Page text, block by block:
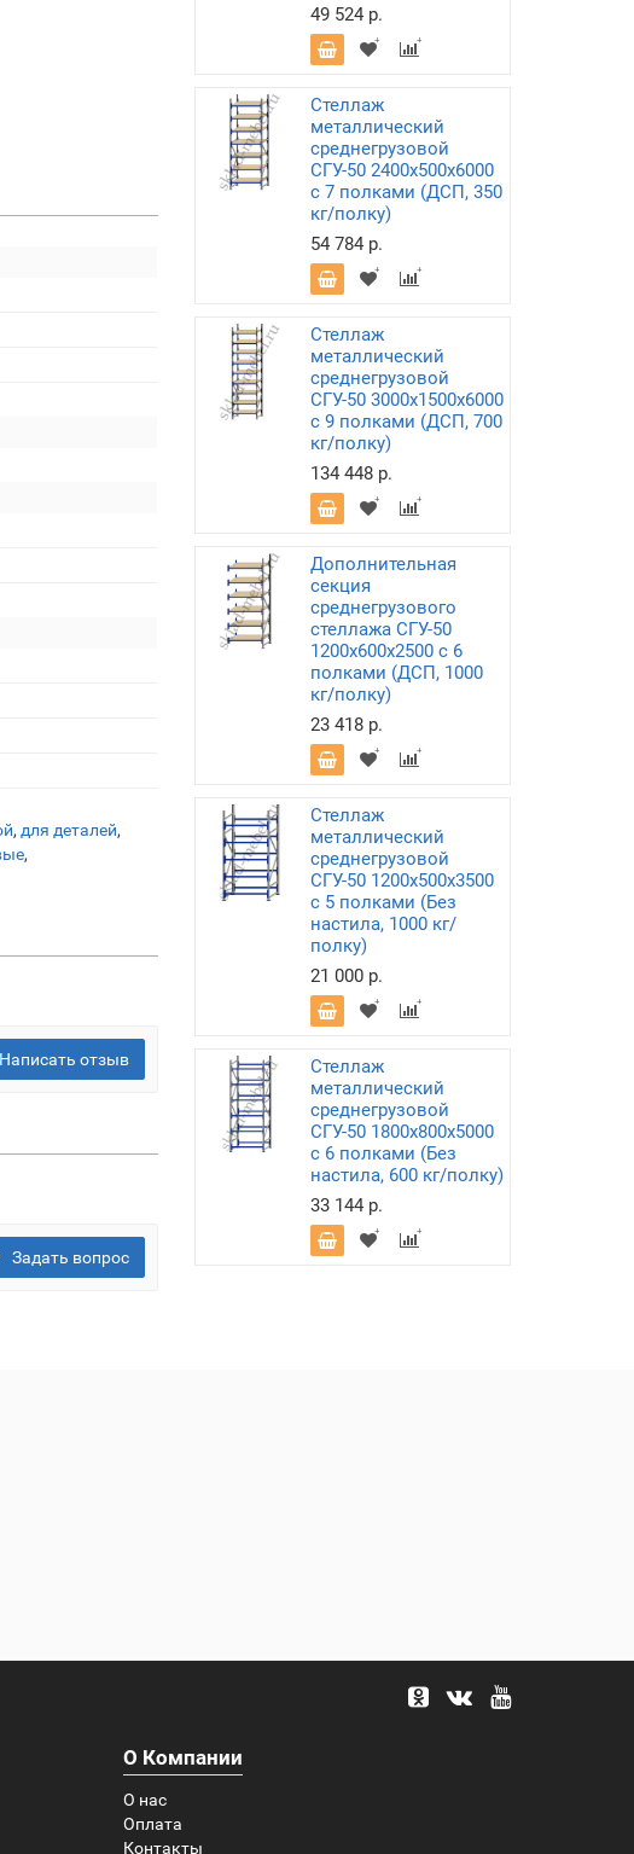
, для деталей,
,
Написать отзыв
Задать вопрос
49 524 р.
Стеллаж
металлический
среднегрузовой
СГУ-50 2400х500х6000
с 7 полками (ДСП, 350
кг/полку)
54 784 р.
Стеллаж
металлический
среднегрузовой
СГУ-50 3000х1500х6000
с 9 полками (ДСП, 700
кг/полку)
134 448 р.
Дополнительная
секция
среднегрузового
стеллажа СГУ-50
1200х600х2500 с 6
полками (ДСП, 1000
кг/полку)
23 418 р.
Стеллаж
металлический
среднегрузовой
СГУ-50 1200х500х3500
с 5 полками (Без
настила, 1000 кг/
полку)
21 000 р.
Стеллаж
металлический
среднегрузовой
СГУ-50 1800х800х5000
с 6 полками (Без
настила, 600 кг/полку)
33 144 р.
О Компании
О нас
Оплата
Контакты